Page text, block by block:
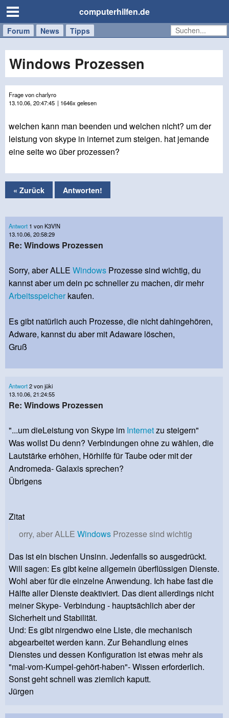
computerhilfen.de
Forum News Tipps
Handy
Tablet
Windows
Mac
Windows Prozessen
Frage von charlyro
13.10.06, 20:47:45 | 1646x gelesen
welchen kann man beenden und welchen nicht? um der
leistung von skype in internet zum steigen. hat jemande
eine seite wo über prozessen?
« Zurück Antworten!
Antwort 1 von K3V!N
13.10.06, 20:58:29
Re: Windows Prozessen
Sorry, aber ALLE Windows Prozesse sind wichtig, du
kannst aber um dein pc schneller zu machen, dir mehr
Arbeitsspeicher kaufen.
Es gibt natürlich auch Prozesse, die nicht dahingehören,
Adware, kannst du aber mit Adaware löschen,
Gruß
Antwort2 von jüki
13.10.06, 21:24:55
Re: Windows Prozessen
"...um dieLeistung von Skype im Internetzu steigern"
Was wollst Du denn? Verbindungen ohne zu wählen, die
Lautstärke erhöhen, Hörhilfe für Taube oder mit der
Andromeda- Galaxis sprechen?
Übrigens
Zitat
orry, aber ALLE Windows Prozesse sind wichtig
Das ist ein bischen Unsinn. Jedenfalls so ausgedrückt.
Will sagen: Es gibt keine allgemein überflüssigen Dienste.
Wohl aber für die einzelne Anwendung. Ich habe fast die
Hälfte aller Dienste deaktiviert. Das dient allerdings nicht
meiner Skype- Verbindung - hauptsächlich aber der
Sicherheit und Stabilität.
Und: Es gibt nirgendwo eine Liste, die mechanisch
abgearbeitet werden kann. Zur Behandlung eines
Dienstes und dessen Konfiguration ist etwas mehr als
"mal-vom-Kumpel-gehört-haben"- Wissen erforderlich.
Sonst geht schnell was ziemlich kaputt.
Jürgen